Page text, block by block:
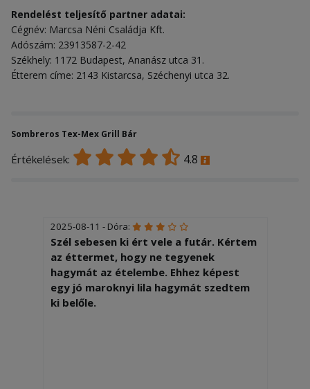
Rendelést teljesítő partner adatai:
Cégnév: Marcsa Néni Családja Kft.
Adószám: 23913587-2-42
Székhely: 1172 Budapest, Ananász utca 31.
Étterem címe: 2143 Kistarcsa, Széchenyi utca 32.
Sombreros Tex-Mex Grill Bár
Értékelések: 4.8
2025-08-11 - Dóra:
Szél sebesen ki ért vele a futár. Kértem
az éttermet, hogy ne tegyenek
hagymát az ételembe. Ehhez képest
egy jó maroknyi lila hagymát szedtem
ki belőle.